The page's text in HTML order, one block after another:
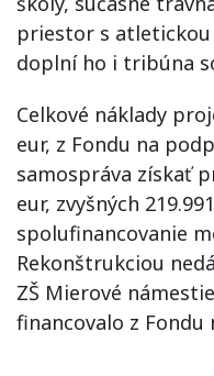
priestor s
doplní ho i tribúna
Celkové náklady
eur, z Fondu na
samospráva získať
eur, zvyšných
spolufinancovanie
Rekonštrukciou
ZŠ Mierové
financovalo z